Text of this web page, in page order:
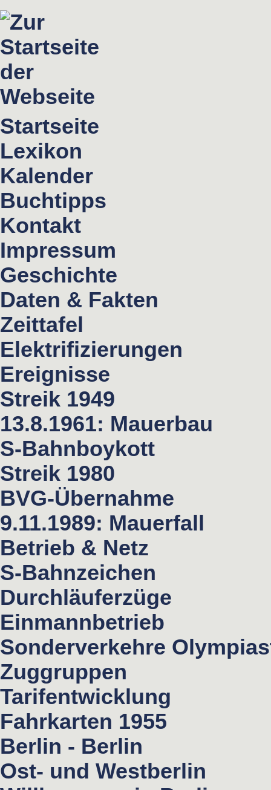
Startseite
Lexikon
Kalender
Buchtipps
Kontakt
Impressum
Geschichte
Daten & Fakten
Zeittafel
Elektrifizierungen
Ereignisse
Streik 1949
13.8.1961: Mauerbau
S-Bahnboykott
Streik 1980
BVG-Übernahme
9.11.1989: Mauerfall
Betrieb & Netz
S-Bahnzeichen
Durchläuferzüge
Einmannbetrieb
Sonderverkehre
Zuggruppen
Tarifentwicklung
Fahrkarten 1955
Berlin - Berlin
Ost- und Westberlin